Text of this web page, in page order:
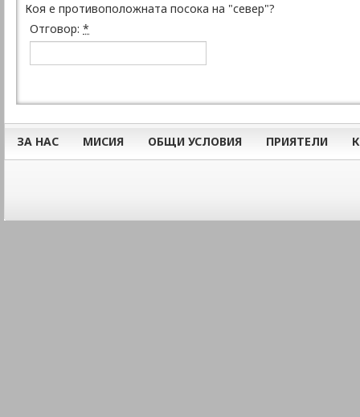
Коя е противоположната посока на "север"?
Отговор: *
ЗА НАС МИСИЯ ОБЩИ УСЛОВИЯ ПРИЯТЕЛИ